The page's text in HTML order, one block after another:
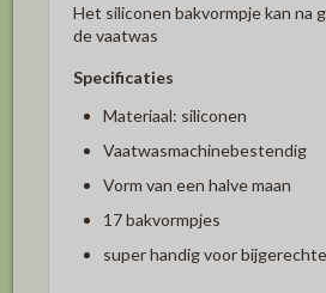
Het siliconen bakvormpje kan na
de vaatwas
Specificaties
Materiaal: siliconen
Vaatwasmachinebestendig
Vorm van een halve maan
17 bakvormpjes
super handig voor